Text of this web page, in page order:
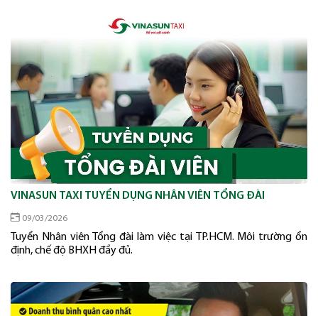
VINASUN TAXI TUYỂN DỤNG NHÂN VIÊN TỔNG ĐÀI
09/03/2026
Tuyển Nhân viên Tổng đài làm việc tại TP.HCM. Môi trường ổn
định, chế độ BHXH đầy đủ.